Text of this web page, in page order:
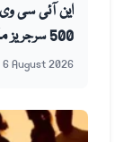
این آئی سی
500 سرجریز مکمل
6 August 2026